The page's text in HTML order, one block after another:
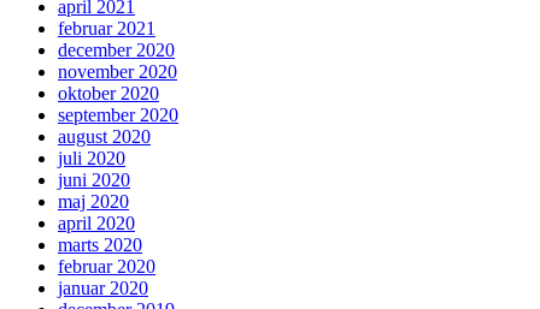
april 2021
februar 2021
december 2020
november 2020
oktober 2020
september 2020
august 2020
juli 2020
juni 2020
maj 2020
april 2020
marts 2020
februar 2020
januar 2020